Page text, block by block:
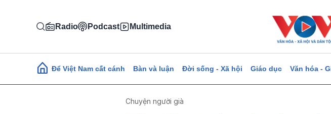
Radio Podcast Multimedia
Main navigation
Để Việt Nam cất cánh Bàn và luận Đời sống - Xã hội Giáo dục Văn hóa -
Chuyện người già